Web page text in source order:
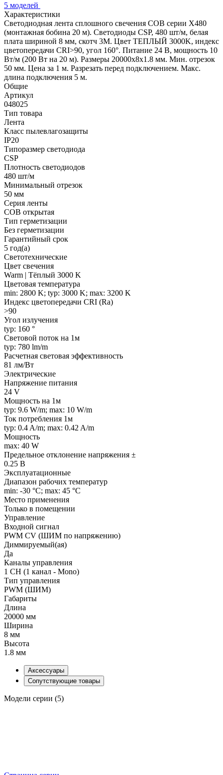
5 моделей
Характеристики
Светодиодная лента сплошного свечения COB серии X480
(монтажная бобина 20 м). Светодиоды CSP, 480 шт/м, белая
плата шириной 8 мм, скотч 3M. Цвет ТЕПЛЫЙ 3000K, индекс
цветопередачи CRI>90, угол 160°. Питание 24 В, мощность 10
Вт/м (200 Вт на 20 м). Размеры 20000х8х1.8 мм. Мин. отрезок
50 мм. Цена за 1 м. Разрезать перед подключением. Макс.
длина подключения 5 м.
Общие
Артикул
048025
Тип товара
Лента
Класс пылевлагозащиты
IP20
Типоразмер светодиода
CSP
Плотность светодиодов
480 шт/м
Минимальный отрезок
50 мм
Серия ленты
COB открытая
Тип герметизации
Без герметизации
Гарантийный срок
5 год(а)
Светотехнические
Цвет свечения
Warm | Тёплый 3000 K
Цветовая температура
min: 2800 K; typ: 3000 K; max: 3200 K
Индекс цветопередачи CRI (Ra)
>90
Угол излучения
typ: 160 °
Световой поток на 1м
typ: 780 lm/m
Расчетная световая эффективность
81 лм/Вт
Электрические
Напряжение питания
24 V
Мощность на 1м
typ: 9.6 W/m; max: 10 W/m
Ток потребления 1м
typ: 0.4 A/m; max: 0.42 A/m
Мощность
max: 40 W
Предельное отклонение напряжения ±
0.25 В
Эксплуатационные
Диапазон рабочих температур
min: -30 °C; max: 45 °C
Место применения
Только в помещении
Управление
Входной сигнал
PWM СV (ШИМ по напряжению)
Диммируемый(ая)
Да
Каналы управления
1 CH (1 канал - Mono)
Тип управления
PWM (ШИМ)
Габариты
Длина
20000 мм
Ширина
8 мм
Высота
1.8 мм
Аксессуары
Сопутствующие товары
Модели серии (5)